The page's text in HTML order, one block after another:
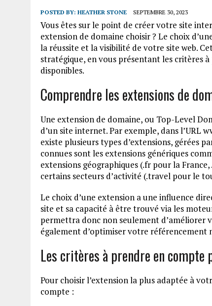
POSTED BY: HEATHER STONE SEPTEMBRE 30, 2023
Vous êtes sur le point de créer votre site
extension de domaine choisir ? Le choix
la réussite et la visibilité de votre site web.
stratégique, en vous présentant les critères
disponibles.
Comprendre les extensions de
Une extension de domaine, ou Top-Level
d’un site internet. Par exemple, dans l’URL
existe plusieurs types d’extensions, gérées
connues sont les extensions génériques
extensions géographiques (.fr pour la
certains secteurs d’activité (.travel pour le
Le choix d’une extension a une influence
site et sa capacité à être trouvé via les
permettra donc non seulement d’améliorer
également d’optimiser votre référencement
Les critères à prendre en compte
Pour choisir l’extension la plus adaptée à
compte :